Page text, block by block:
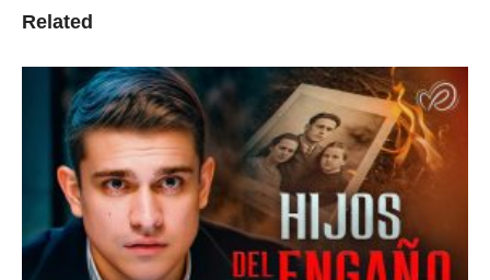
Related